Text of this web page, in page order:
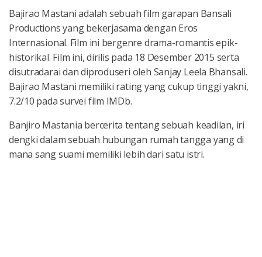
Bajirao Mastani adalah sebuah film garapan Bansali
Productions yang bekerjasama dengan Eros
Internasional. Film ini bergenre drama-romantis epik-
historikal. Film ini, dirilis pada 18 Desember 2015 serta
disutradarai dan diproduseri oleh Sanjay Leela Bhansali.
Bajirao Mastani memiliki rating yang cukup tinggi yakni,
7.2/10 pada survei film IMDb.
Banjiro Mastania bercerita tentang sebuah keadilan, iri
dengki dalam sebuah hubungan rumah tangga yang di
mana sang suami memiliki lebih dari satu istri.